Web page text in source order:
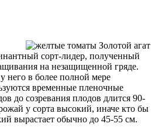
сорт-лидер, полученный
на незащищенной гряде.
него в более полной мере
временные пленочные
до созревания плодов длится 90-
у сорта высокий, иначе кто бы
вырастает обычно до 45-55 см.